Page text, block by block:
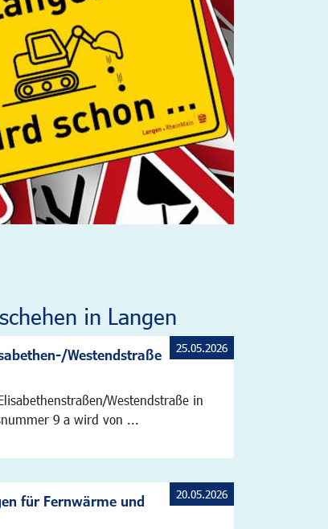
in Langen
Westendstraße
Westendstraße in
9 a wird von ...
25.05.2026
für Fernwärme und
20.05.2026